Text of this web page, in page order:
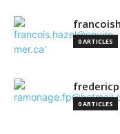
0 ARTICLES
0 ARTICLES